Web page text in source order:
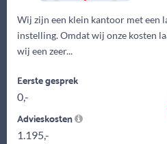
Wij zijn een klein kantoor met een
instelling. Omdat wij onze kosten
wij een zeer...
Eerste gesprek
0,-
Advieskosten
1.195,-